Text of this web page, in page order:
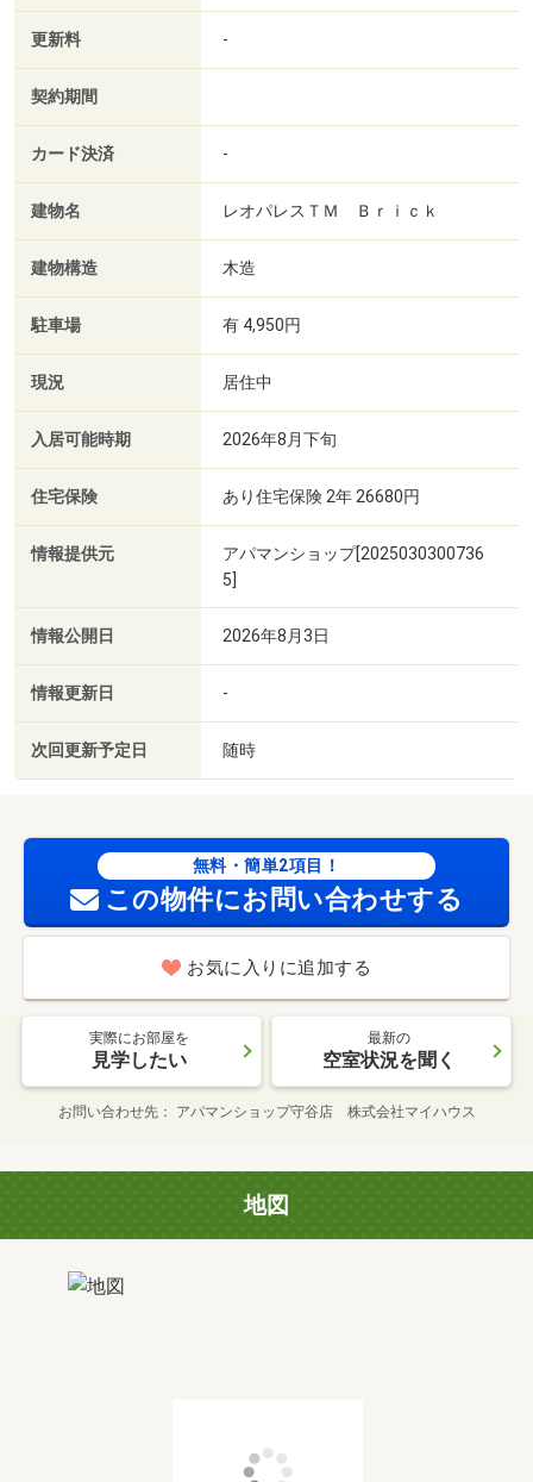
更新料 -
契約期間
カード決済 -
建物名 レオパレスＴＭ Ｂｒｉｃｋ
建物構造 木造
駐車場 有 4,950円
現況 居住中
入居可能時期 2026年8月下旬
住宅保険 あり住宅保険 2年 26680円
情報提供元
アパマンショップ[2025030300736
5]
情報公開日 2026年8月3日
情報更新日 -
次回更新予定日 随時
無料・簡単2項目！
この物件にお問い合わせする
お気に入りに追加する
実際にお部屋を
見学したい
最新の
空室状況を聞く
お問い合わせ先 アパマンショップ守谷店 株式会社マイハウス
地図